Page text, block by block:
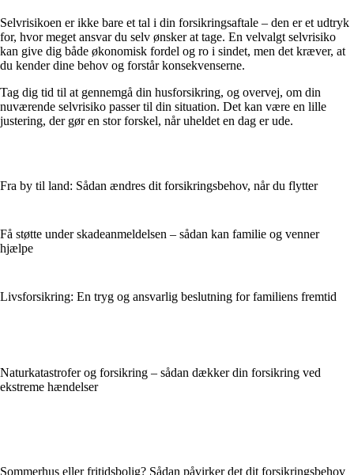
Selvrisikoen er ikke bare et tal i din forsikringsaftale – den er et udtryk
for, hvor meget ansvar du selv ønsker at tage. En velvalgt selvrisiko
kan give dig både økonomisk fordel og ro i sindet, men det kræver, at
du kender dine behov og forstår konsekvenserne.
Tag dig tid til at gennemgå din husforsikring, og overvej, om din
nuværende selvrisiko passer til din situation. Det kan være en lille
justering, der gør en stor forskel, når uheldet en dag er ude.
Fra by til land: Sådan ændres dit forsikringsbehov, når du flytter
Få støtte under skadeanmeldelsen – sådan kan familie og venner
hjælpe
Livsforsikring: En tryg og ansvarlig beslutning for familiens fremtid
Naturkatastrofer og forsikring – sådan dækker din forsikring ved
ekstreme hændelser
Sommerhus eller fritidsbolig? Sådan påvirker det dit forsikringsbehov